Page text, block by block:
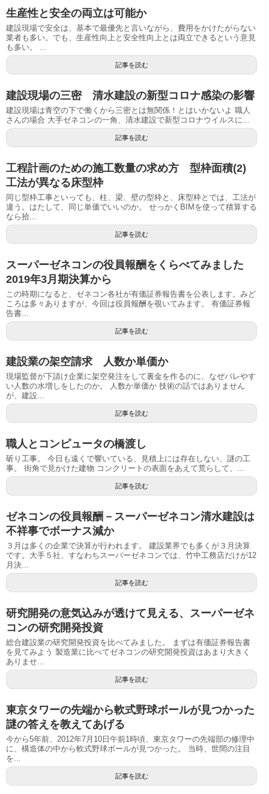
生産性と安全の両立は可能か
建設現場で安全は、基本で最優先と言いながら、費用をかけたがらない
業者も多い。でも、生産性向上と安全性向上とは両立できるという意見
も多い。 ...
記事を読む
建設現場の三密 清水建設の新型コロナ感染の影響
建設現場は青空の下で働くから三密とは無関係！とはいかないよ 職人
さんの場合 大手ゼネコンの一角、清水建設で新型コロナウイルスに...
記事を読む
工程計画のための施工数量の求め方 型枠面積(2)
工法が異なる床型枠
同じ型枠工事といっても、柱、梁、壁の型枠と、床型枠とでは、工法が
違う。はたして、同じ単価でいいのか。 せっかくBIMを使って積算する
なら拾...
記事を読む
スーパーゼネコンの役員報酬をくらべてみました
2019年3月期決算から
この時期になると、ゼネコン各社が有価証券報告書を公表します。みど
ころは多々ありますが、今回は役員報酬を覗いてみます。 有価証券報
告書...
記事を読む
建設業の架空請求 人数か単価か
現場監督が下請け企業に架空発注をして裏金を作るのに、なぜバレやす
い人数の水増しをしたのか。 人数か単価か 技術の話ではありません
が、建設...
記事を読む
職人とコンピュータの橋渡し
斫り工事。 今日も遠くで響いている、見積上には存在しない、謎の工
事。 街角で見かけた建物 コンクリートの表面をあえて荒らして、...
記事を読む
ゼネコンの役員報酬－スーパーゼネコン清水建設は
不祥事でボーナス減か
３月は多くの企業で決算が行われます。 建設業界でも多くが３月決算
です。大手５社、すなわちスーパーゼネコンでは、竹中工務店だけが12
月決...
記事を読む
研究開発の意気込みが透けて見える、スーパーゼネ
コンの研究開発投資
総合建設業の研究開発投資を比べてみました。 まずは有価証券報告書
を見てみよう 製造業に比べてゼネコンの研究開発投資はあまり大きく
ありませ...
記事を読む
東京タワーの先端から軟式野球ボールが見つかった
謎の答えを教えてあげる
今から5年前、2012年7月10日午前1時頃、東京タワーの先端部の修理中
に、構造体の中から軟式野球ボールが見つかった。 当時、世間の注目
を...
記事を読む